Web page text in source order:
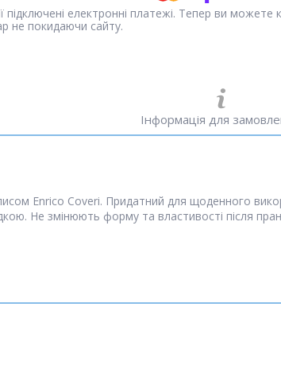
підключені електронні платежі. Тепер ви можете
не покидаючи сайту.
Інформація для
Enrico Coveri. Придатний для щоденного
Не змінюють форму та властивості після